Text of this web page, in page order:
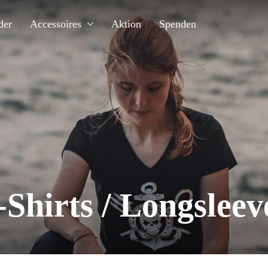
Accessoires Aktion Spenden
/